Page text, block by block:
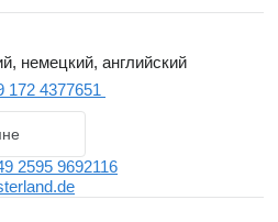
немецкий, английский
172 4377651
2595 9692116